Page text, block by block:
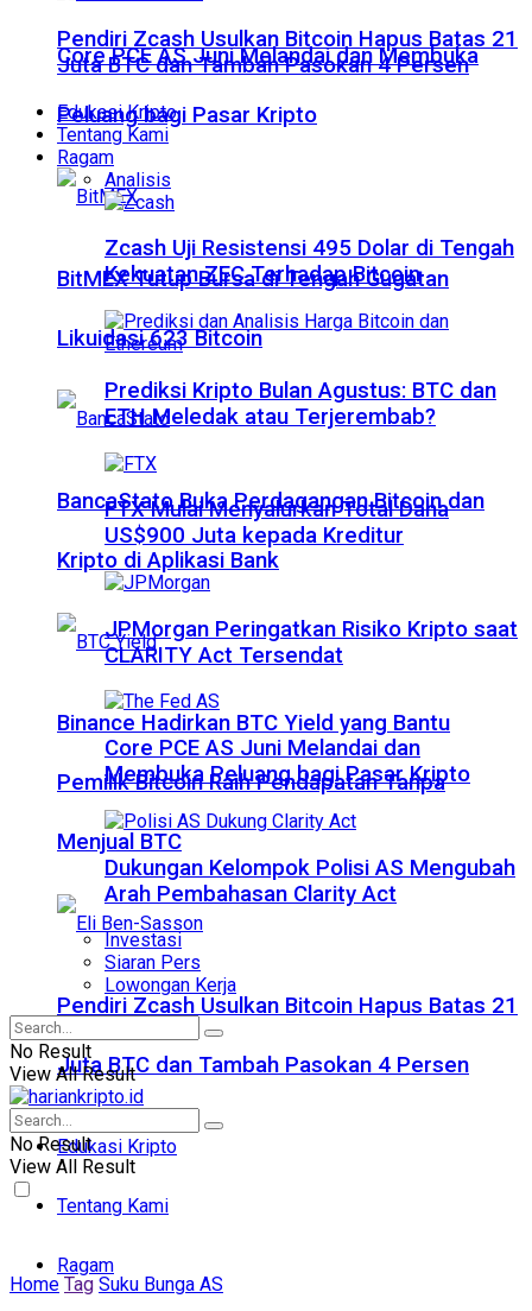
Core PCE AS Juni Melandai dan Membuka
Peluang bagi Pasar Kripto
BitMEX Tutup Bursa di Tengah Gugatan
Likuidasi 623 Bitcoin
BancaStato Buka Perdagangan Bitcoin dan
Kripto di Aplikasi Bank
Binance Hadirkan BTC Yield yang Bantu
Pemilik Bitcoin Raih Pendapatan Tanpa
Menjual BTC
Pendiri Zcash Usulkan Bitcoin Hapus Batas 21
Juta BTC dan Tambah Pasokan 4 Persen
Edukasi Kripto
Tentang Kami
Ragam
Pendiri Zcash Usulkan Bitcoin Hapus Batas 21
Juta BTC dan Tambah Pasokan 4 Persen
Edukasi Kripto
Tentang Kami
Ragam
Analisis
Zcash Uji Resistensi 495 Dolar di Tengah
Kekuatan ZEC Terhadap Bitcoin
Prediksi Kripto Bulan Agustus: BTC dan
ETH Meledak atau Terjerembab?
FTX Mulai Menyalurkan Total Dana
US$900 Juta kepada Kreditur
JPMorgan Peringatkan Risiko Kripto saat
CLARITY Act Tersendat
Core PCE AS Juni Melandai dan
Membuka Peluang bagi Pasar Kripto
Dukungan Kelompok Polisi AS Mengubah
Arah Pembahasan Clarity Act
Investasi
Siaran Pers
Lowongan Kerja
No Result
View All Result
No Result
View All Result
Home Tag Suku Bunga AS